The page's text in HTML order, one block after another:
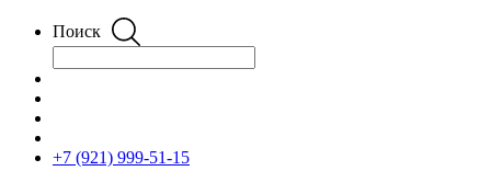
Поиск
+7 (921) 999-51-15